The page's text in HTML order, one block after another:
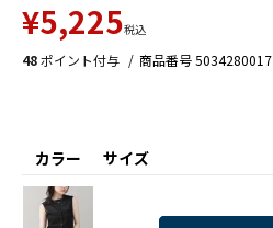
¥5,225税込
48ポイント付与 商品番号5034280017
サイズ
カラー